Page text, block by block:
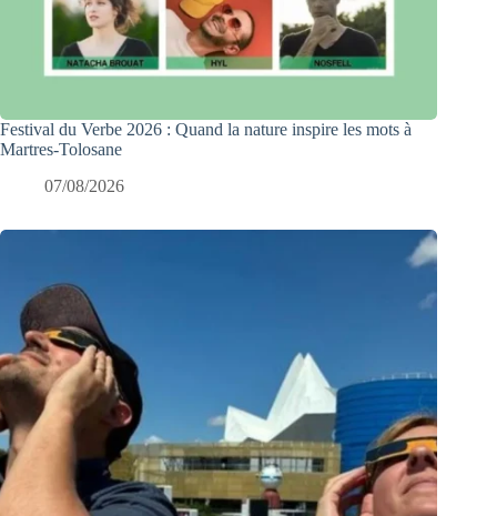
Festival du Verbe 2026 : Quand la nature inspire les mots à
Martres-Tolosane
07/08/2026